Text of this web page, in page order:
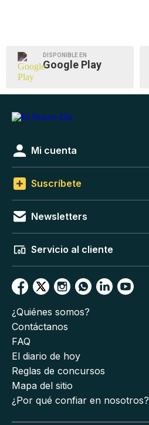
DISPONIBLE EN
Google Play
Mi cuenta
Suscríbete
Newsletters
Servicio al cliente
¿Quiénes somos?
Contáctanos
FAQ
El diario de hoy
Reglas de concursos
Mapa del sitio
¿Por qué confiar en nosotros?